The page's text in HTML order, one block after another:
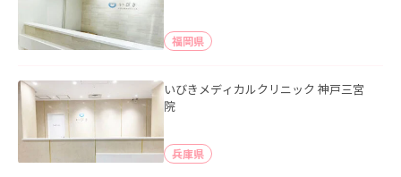
福岡県
いびきメディカルクリニック 神戸三宮
院
兵庫県